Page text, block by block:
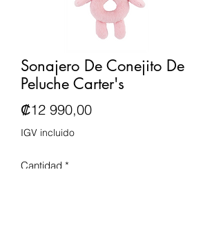
Sonajero De Conejito De
Peluche Carter's
₡12 990,00Precio
IGV incluido
Cantidad *